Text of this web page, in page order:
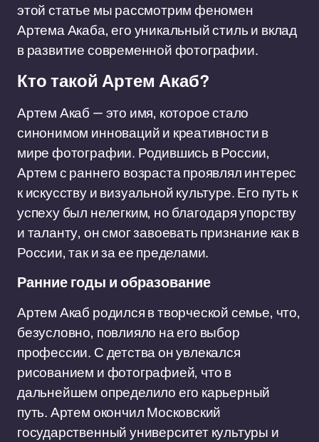
этой статье мы рассмотрим феномен
Артема Акаба, его уникальный стиль и вклад
в развитие современной фотографии.
Кто такой Артем Акаб?
Артем Акаб — это имя, которое стало
синонимом инноваций и креативности в
мире фотографии. Родившись в России,
Артем с раннего возраста проявлял интерес
к искусству и визуальной культуре. Его путь к
успеху был нелегким, но благодаря упорству
и таланту, он смог завоевать признание как в
России, так и за ее пределами.
Ранние годы и образование
Артем Акаб родился в творческой семье, что,
безусловно, повлияло на его выбор
профессии. С детства он увлекался
рисованием и фотографией, что в
дальнейшем определило его карьерный
путь. Артем окончил Московский
государственный университет культуры и